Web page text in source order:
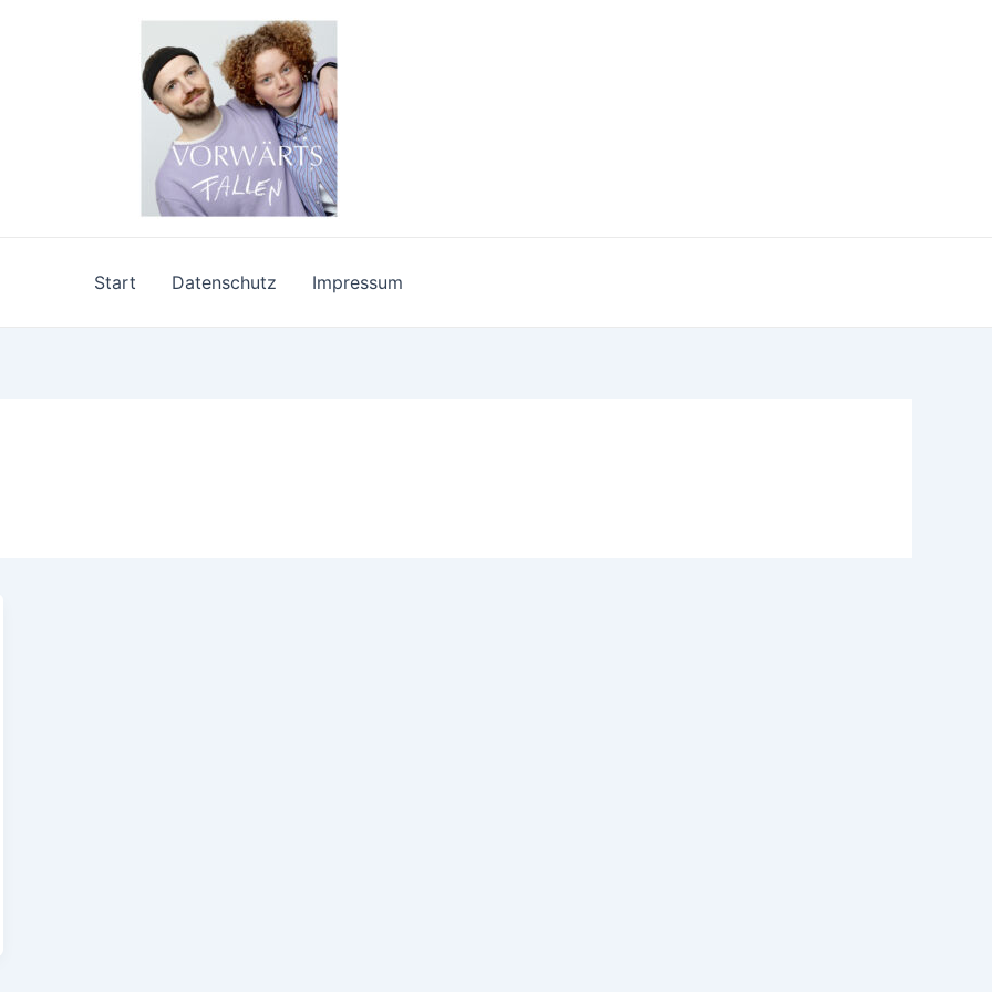
Start Datenschutz Impressum